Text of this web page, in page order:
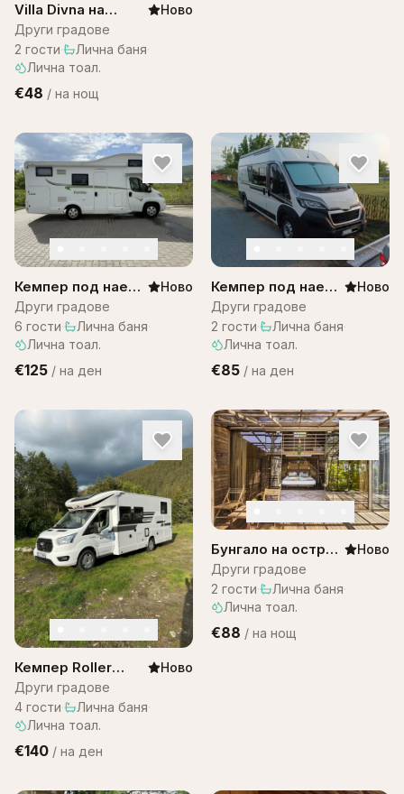
Villa Divna на
Остров Бали
Ново
Други градове
2 гости· Лична баня·
Лична тоал.
€48 / на нощ
Кемпер под наем
– Citroen
Campervan
Ново
Други градове
6 гости· Лична баня·
Лична тоал.
€125 / на ден
Кемпер под наем
за двама
Ново
Други градове
2 гости· Лична баня·
Лична тоал.
€85 / на ден
Кемпер Roller
team 287
Ново
Други градове
4 гости· Лична баня·
Лична тоал.
€140 / на ден
Бунгало на остров
Бали -Bungalow
Bali WOW! A1
Ново
Други градове
2 гости· Лична баня·
Лична тоал.
€88 / на нощ